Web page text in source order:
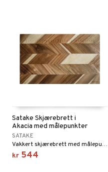
Satake Skjærebrett i
Akacia med målepunkter
SATAKE
Vakkert skjærebrett med målepunkter av akasietre fra Satake.
kr 544